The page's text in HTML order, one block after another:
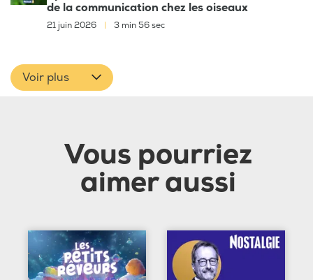
de la communication chez les oiseaux
21 juin 2026 | 3 min 56 sec
Voir plus
Vous pourriez
aimer aussi